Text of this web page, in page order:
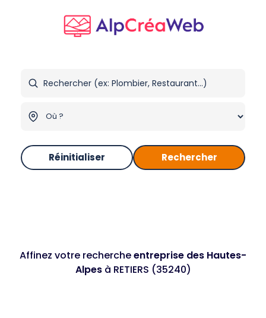
Réinitialiser Rechercher
Affinez votre rechercheentreprise des Hautes-
Alpesà RETIERS (35240)